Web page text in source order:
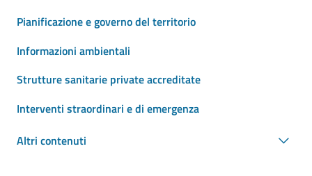
Pianificazione e governo del territorio
Informazioni ambientali
Strutture sanitarie private accreditate
Interventi straordinari e di emergenza
Altri contenuti